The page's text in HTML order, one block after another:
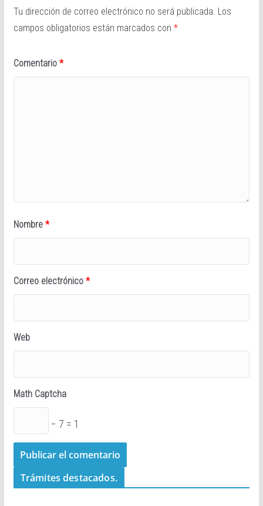
Tu dirección de correo electrónico no será publicada. Los
campos obligatorios están marcados con *
Comentario *
Nombre *
Correo electrónico *
Web
Math Captcha
− 7 = 1
Trámites destacados.